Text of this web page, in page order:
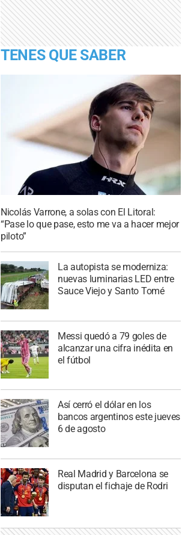
TENES QUE SABER
Nicolás Varrone, a solas con El Litoral:
“Pase lo que pase, esto me va a hacer mejor
piloto”
La autopista se moderniza:
nuevas luminarias LED entre
Sauce Viejo y Santo Tomé
Messi quedó a 79 goles de
alcanzar una cifra inédita en
el fútbol
Así cerró el dólar en los
bancos argentinos este jueves
6 de agosto
Real Madrid y Barcelona se
disputan el fichaje de Rodri